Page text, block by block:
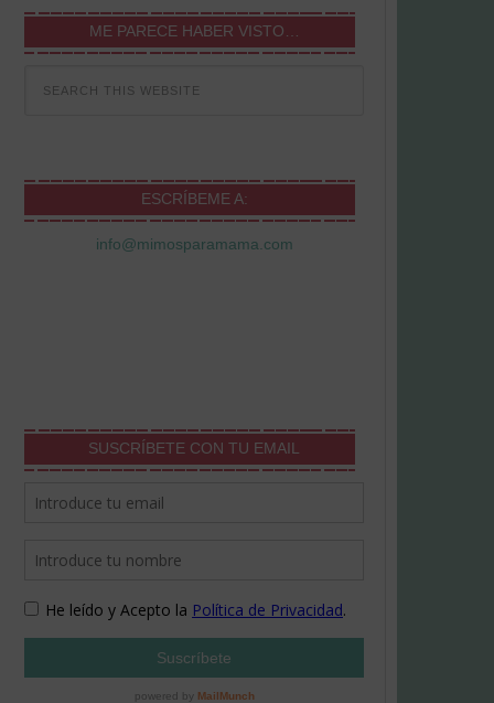
ME PARECE HABER VISTO…
ESCRÍBEME A:
info@mimosparamama.com
SUSCRÍBETE CON TU EMAIL